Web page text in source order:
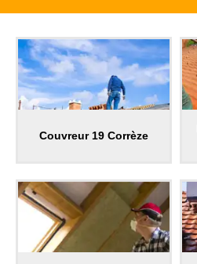
Couvreur 19 Corrèze